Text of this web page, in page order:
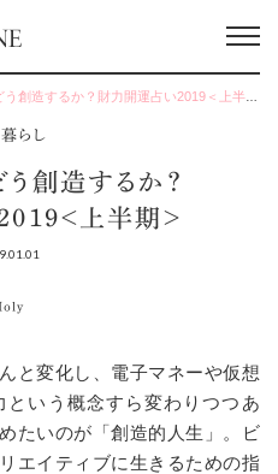
創造するか？財力開運占い2019＜上半期＞
らし
創造するか？
＜上半期＞
と変化し、電子マネーや仮想
いう概念すら変わりつつあ
たいのが「創造的人生」。ビ
エイティブに生きるための指